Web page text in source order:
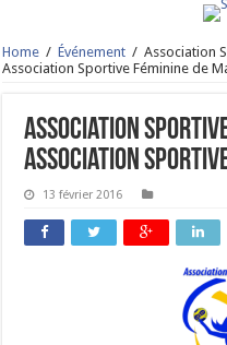
Home / Événement / Association
Association Sportive Féminine de
Association
Association
13 février 2016